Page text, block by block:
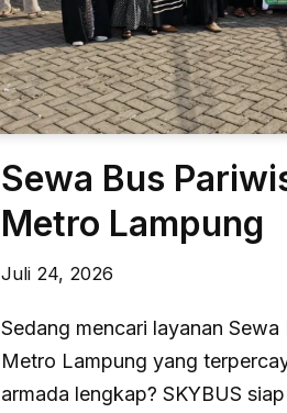
Sewa Bus
Metro Lampung
Juli 24, 2026
Sedang mencari layanan
Metro Lampung yang
armada lengkap? SKYBUS